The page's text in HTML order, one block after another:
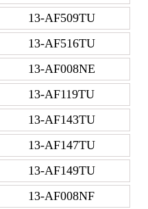
13-AF509TU
13-AF516TU
13-AF008NE
13-AF119TU
13-AF143TU
13-AF147TU
13-AF149TU
13-AF008NF